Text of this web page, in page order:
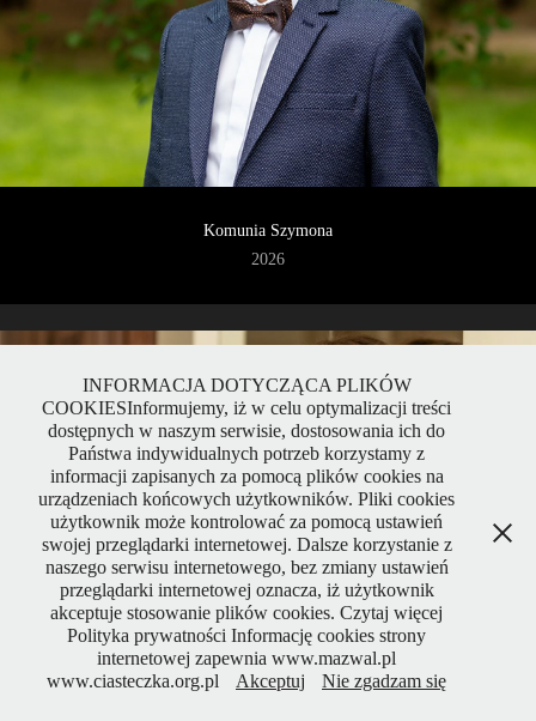
Komunia Szymona
2026
INFORMACJA DOTYCZĄCA PLIKÓW
COOKIESInformujemy, iż w celu optymalizacji treści
dostępnych w naszym serwisie, dostosowania ich do
Państwa indywidualnych potrzeb korzystamy z
informacji zapisanych za pomocą plików cookies na
urządzeniach końcowych użytkowników. Pliki cookies
użytkownik może kontrolować za pomocą ustawień
swojej przeglądarki internetowej. Dalsze korzystanie z
naszego serwisu internetowego, bez zmiany ustawień
przeglądarki internetowej oznacza, iż użytkownik
akceptuje stosowanie plików cookies. Czytaj więcej
Polityka prywatności Informację cookies strony
internetowej zapewnia www.mazwal.pl
www.ciasteczka.org.pl
Akceptuj Nie zgadzam się